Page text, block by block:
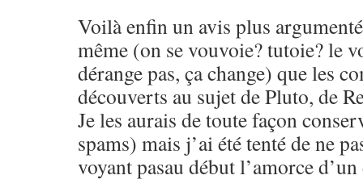
Voilà enfin un avis plus
même (on se vouvoie? tutoie? le
dérange pas, ça change) que les
découverts au sujet de Pluto, de
Je les aurais de toute façon
spams) mais j’ai été tenté de ne
voyant pasau début l’amorce